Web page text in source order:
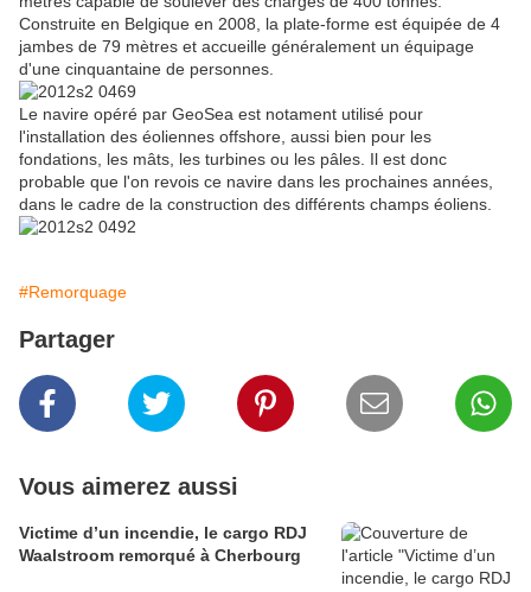
Construite en Belgique en 2008, la plate-forme est équipée de 4
jambes de 79 mètres et accueille généralement un équipage
d'une cinquantaine de personnes.
Le navire opéré par GeoSea est notament utilisé pour
l'installation des éoliennes offshore, aussi bien pour les
fondations, les mâts, les turbines ou les pâles. Il est donc
probable que l'on revois ce navire dans les prochaines années,
dans le cadre de la construction des différents champs éoliens.
#Remorquage
Partager
Vous aimerez aussi
Victime d’un incendie, le cargo RDJ
Waalstroom remorqué à Cherbourg